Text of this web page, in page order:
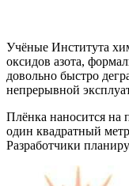
Учёные Института
оксидов азота,
довольно быстро
непрерывной
Плёнка наносится на
один квадратный
Разработчики